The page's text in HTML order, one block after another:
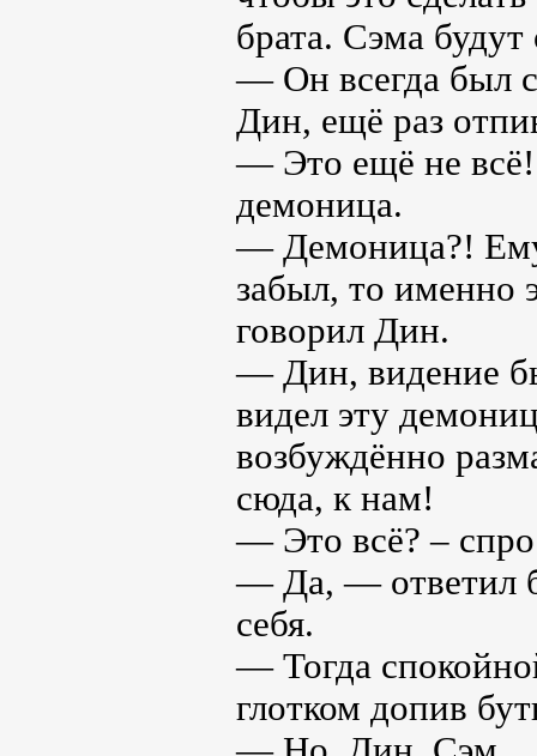
брата. Сэма
— Он всегда был
Дин, ещё раз
— Это ещё не всё!
демоница.
— Демоница?!
забыл, то именно
говорил Дин.
— Дин, видение
видел эту
возбуждённо
сюда, к нам!
— Это всё? –
— Да, — ответил
себя.
— Тогда
глотком допив